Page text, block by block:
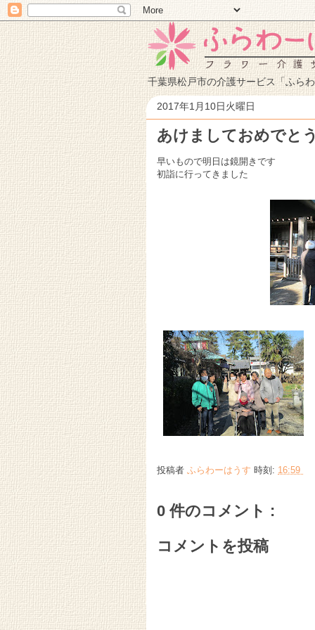
千葉県松戸市の介護サービス「ふら
2017年1月10日火曜日
あけましておめでと
早いもので明日は鏡開きです
初詣に行ってきました
投稿者 ふらわーはうす 時刻: 16:59
0 件のコメント :
コメントを投稿